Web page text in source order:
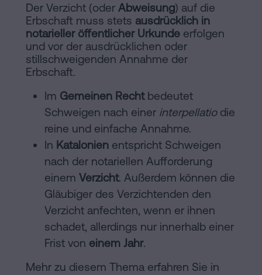
Der Verzicht (oder Abweisung) auf die
Erbschaft muss stets ausdrücklich in
notarieller öffentlicher Urkunde erfolgen
und vor der ausdrücklichen oder
stillschweigenden Annahme der
Erbschaft.
Im Gemeinen Rechtbedeutet
Schweigen nach einer interpellatiodie
reine und einfache Annahme.
In Katalonien entspricht Schweigen
nach der notariellen Aufforderung
einem Verzicht. Außerdem können die
Gläubiger des Verzichtenden den
Verzicht anfechten, wenn er ihnen
schadet, allerdings nur innerhalb einer
Frist von einem Jahr.
Mehr zu diesem Thema erfahren Sie in